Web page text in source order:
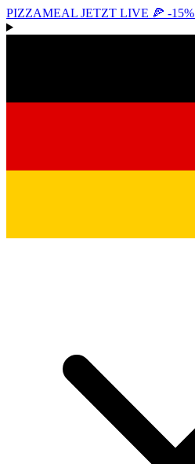
PIZZAMEAL JETZT LIVE 🍕 -15%